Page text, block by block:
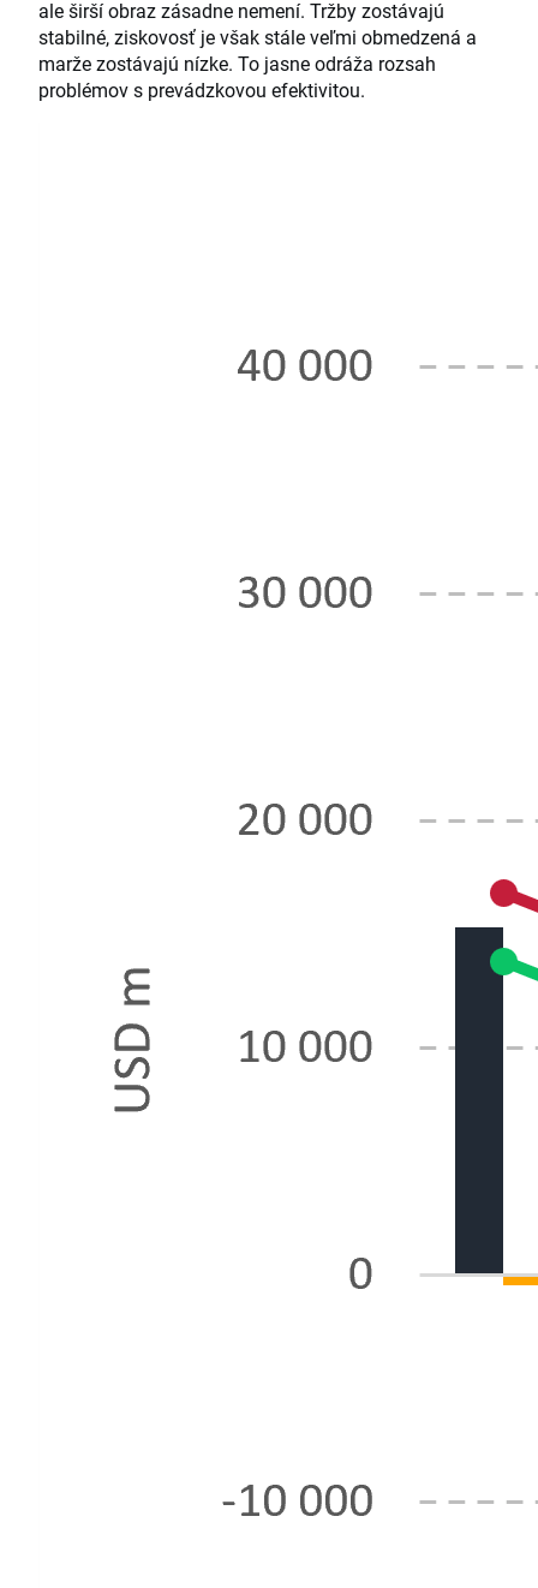
ale širší obraz zásadne nemení. Tržby zostávajú
stabilné, ziskovosť je však stále veľmi obmedzená a
marže zostávajú nízke. To jasne odráža rozsah
problémov s prevádzkovou efektivitou.